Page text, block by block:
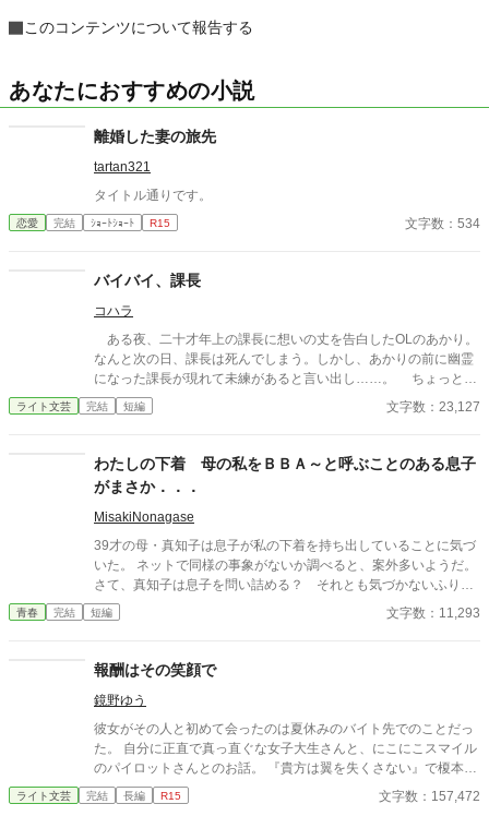
このコンテンツについて報告する
あなたにおすすめの小説
離婚した妻の旅先
tartan321
タイトル通りです。
恋愛 完結 ｼｮｰﾄｼｮｰﾄ R15 文字数：534
バイバイ、課長
コハラ
ある夜、二十才年上の課長に想いの丈を告白したOLのあかり。
なんと次の日、課長は死んでしまう。しかし、あかりの前に幽霊
になった課長が現れて未練があると言い出し……。 ちょっと切
ないラブストーリー。
ライト文芸 完結 短編 文字数：23,127
わたしの下着 母の私をＢＢＡ～と呼ぶことのある息子
がまさか．．．
MisakiNonagase
39才の母・真知子は息子が私の下着を持ち出していることに気づ
いた。 ネットで同様の事象がないか調べると、案外多いようだ。
さて、真知子は息子を問い詰める？ それとも気づかないふりを
青春 完結 短編 文字数：11,293
報酬はその笑顔で
鏡野ゆう
彼女がその人と初めて会ったのは夏休みのバイト先でのことだっ
た。 自分に正直で真っ直ぐな女子大生さんと、にこにこスマイル
のパイロットさんとのお話。 『貴方は翼を失くさない』で榎本さ
んの部下として登場した飛行教導群のパイロット、但馬一尉のお
話です。 ※小説家になろう、カクヨムでも公開中※
ライト文芸 完結 長編 R15 文字数：157,472